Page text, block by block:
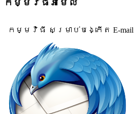
កម្មវិធីអ៊ីម៉ែល
កម្មវិធី សម្រាប់បង្កើត E-mail